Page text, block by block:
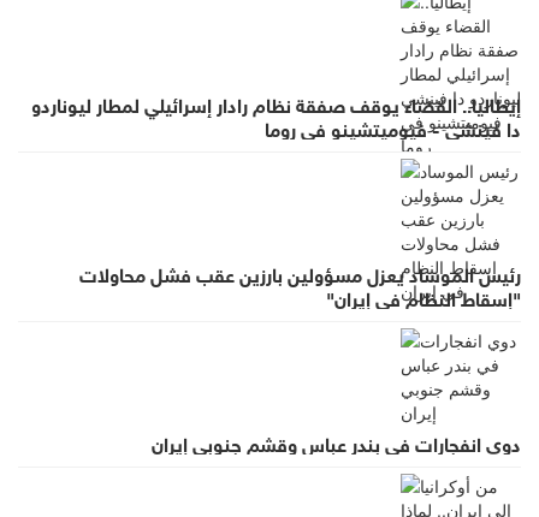
إيطاليا.. القضاء يوقف صفقة نظام رادار إسرائيلي لمطار ليوناردو
دا فينشي - فيوميتشينو في روما
رئيس الموساد يعزل مسؤولين بارزين عقب فشل محاولات
"إسقاط النظام في إيران"
دوي انفجارات في بندر عباس وقشم جنوبي إيران